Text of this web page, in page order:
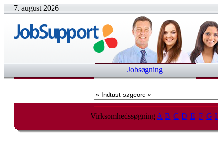
7. august 2026
Jobsøgning
Virksomhedssøgning A B C D E F G